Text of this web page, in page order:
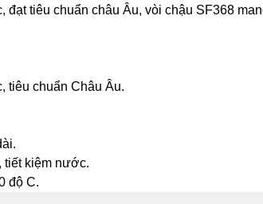
tiêu chuẩn châu Âu, vòi chậu SF368
tiêu chuẩn Châu Âu.
tiết kiệm nước.
độ C.